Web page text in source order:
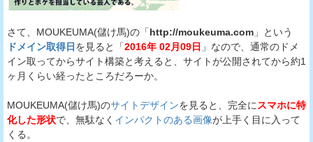
さて、MOUKEUMA(儲け馬)の「http://moukeuma.com 」という
ドメイン取得日 を見ると「2016年 02月09日 」なので、通常のドメ
イン取ってからサイト構築と考えると、サイトが公開されてから約1
ヶ月くらい経ったところだろーか。
MOUKEUMA(儲け馬)のサイトデザインを見ると、完全に スマホに特
化した形状で、無駄なく インパクトのある画像が上手く目に入って
くる。